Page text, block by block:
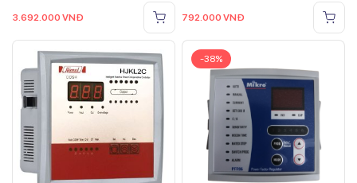
3.692.000 VNĐ 792.000 VNĐ
-38%